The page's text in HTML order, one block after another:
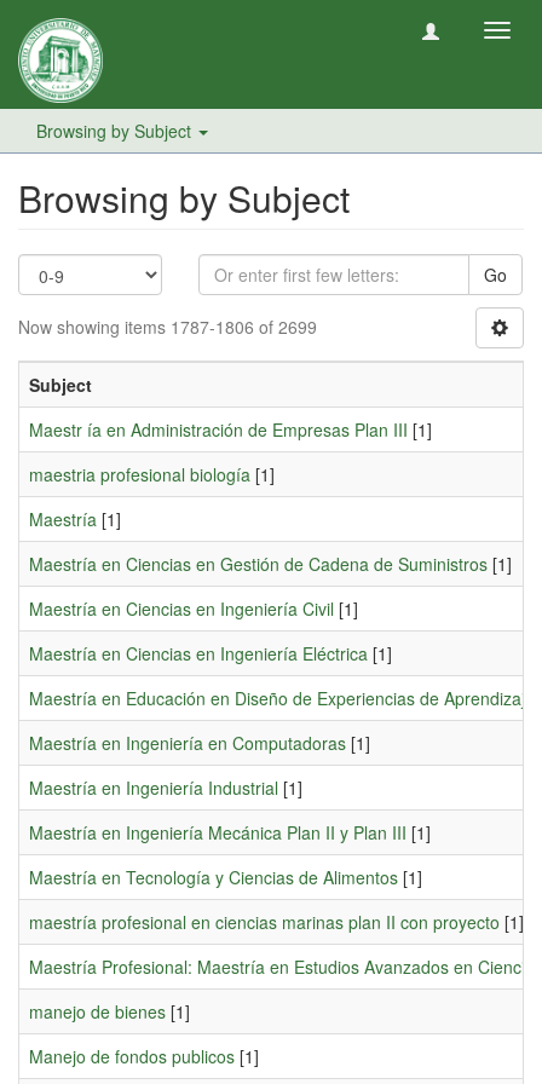
Browsing by Subject
Browsing by Subject
Go
Now showing items 1787-1806 of 2699
Subject
Maestr ía en Administración de Empresas Plan III [1]
maestria profesional biología [1]
Maestría [1]
Maestría en Ciencias en Gestión de Cadena de Suministros [1]
Maestría en Ciencias en Ingeniería Civil [1]
Maestría en Ciencias en Ingeniería Eléctrica [1]
Maestría en Educación en Diseño de Experiencias de
Maestría en Ingeniería en Computadoras [1]
Maestría en Ingeniería Industrial [1]
Maestría en Ingeniería Mecánica Plan II y Plan III [1]
Maestría en Tecnología y Ciencias de Alimentos [1]
maestría profesional en ciencias marinas plan II con proyecto [1]
Maestría Profesional: Maestría en Estudios Avanzados en
manejo de bienes [1]
Manejo de fondos publicos [1]